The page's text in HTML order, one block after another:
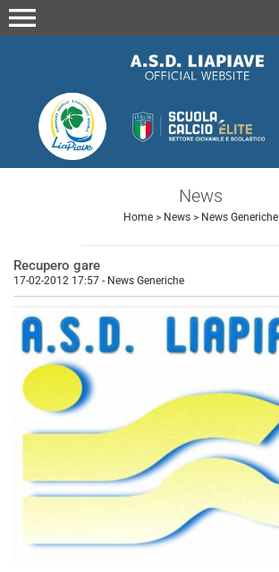
menu
News
Home> News> News Generiche
Recupero gare
17-02-2012 17:57 - News Generiche